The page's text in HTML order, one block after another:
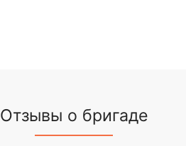
Отзывы о бригаде